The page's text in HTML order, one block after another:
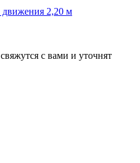
движения 2,20 м
с вами и уточнят